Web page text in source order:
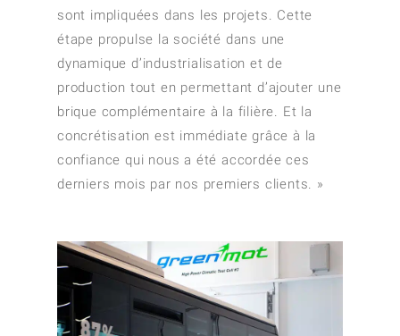
sont impliquées dans les projets. Cette
étape propulse la société dans une
dynamique d’industrialisation et de
production tout en permettant d’ajouter une
brique complémentaire à la filière. Et la
concrétisation est immédiate grâce à la
confiance qui nous a été accordée ces
derniers mois par nos premiers clients. »